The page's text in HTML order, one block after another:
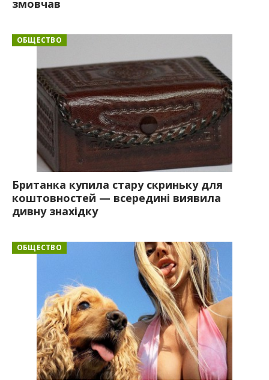
змовчав
ОБЩЕСТВО
Британка купила стару скриньку для
коштовностей — всередині виявила
дивну знахідку
ОБЩЕСТВО